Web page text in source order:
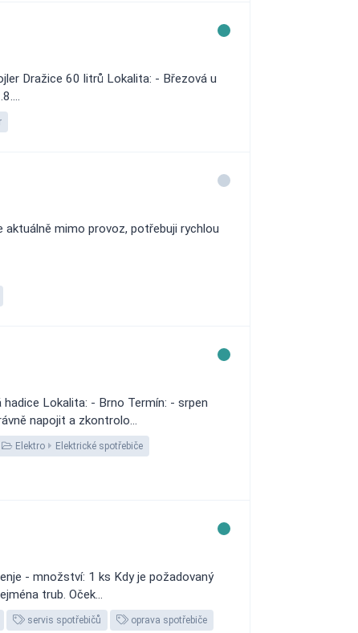
Dražice 60 litrů Lokalita: - Březová u
mimo provoz, potřebuji rychlou
Lokalita: - Brno Termín: - srpen
napojit a zkontrolo...
Elektro Elektrické spotřebiče
- množství: 1 ks Kdy je požadovaný
trub. Oček...
servis spotřebičů oprava spotřebiče